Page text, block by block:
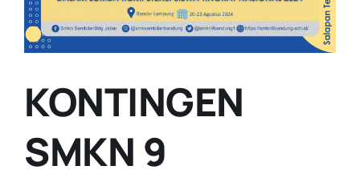
KONTINGEN
SMKN 9